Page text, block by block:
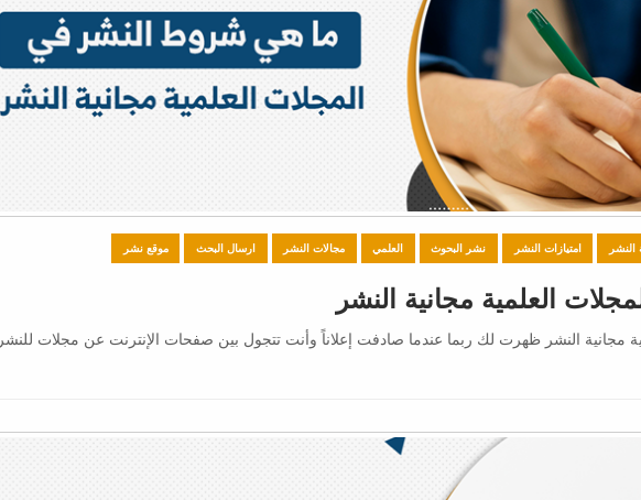
النشر امتيازات النشر نشر البحوث العلمي مجالات النشر ارسال البحث موقع نشر
العلمية مجانية النشر
النشر ظهرت لك ربما عندما صادفت إعلاناً وأنت تتجول بين صفحات الإنترنت عن مجلات للنشر